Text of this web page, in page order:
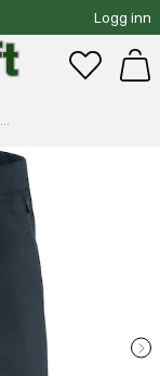
Logg inn
Fjällräven Abisko Hike Shorts M Dark Navy